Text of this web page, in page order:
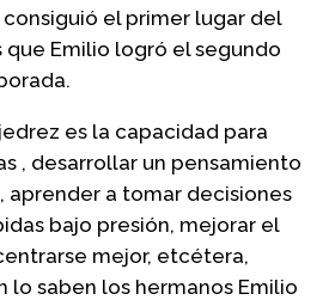
consiguió el primer lugar del
que Emilio logró el segundo
es la capacidad para
, desarrollar un pensamiento
aprender a tomar decisiones
bajo presión, mejorar el
mejor, etcétera,
lo saben los hermanos Emilio